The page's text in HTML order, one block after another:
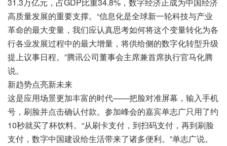
31.3万亿元，占GDP比重34.8%，数字经济正成为中国经济
高质量发展的重要支撑。“信息化是全球新一轮科技与产业
革命的最大变量，我们应认真思考如何将这个变量转化为各
行各业发展过程中的最大增量，将供给侧的数字化转型升级
提上议事日程。”腾讯公司董事会主席兼首席执行官马化腾
说。
新趋势点亮新未来
这是应用场景更加丰富的时代——把脸对准屏幕，输入手机
号，刷脸并点击确认付款。参加峰会的嘉宾单志广只用了约
10秒就买了杯饮料。“从刷卡支付，到扫码支付，再到刷脸
支付，数字中国建设给生活带来了诸多便利。”单志广说。